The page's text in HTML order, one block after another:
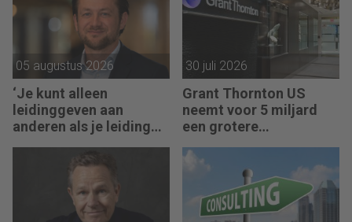
05 augustus 2026
‘Je kunt alleen
leidinggeven aan
anderen als je leiding
kunt geven aan jezelf’
30 juli 2026
Grant Thornton US
neemt voor 5 miljard
een grotere
accountantsketen over